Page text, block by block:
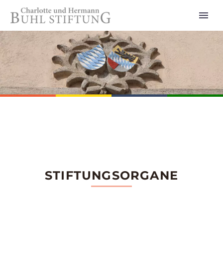
STIFTUNGSORGANE